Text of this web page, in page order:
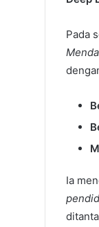
Pada
Ia